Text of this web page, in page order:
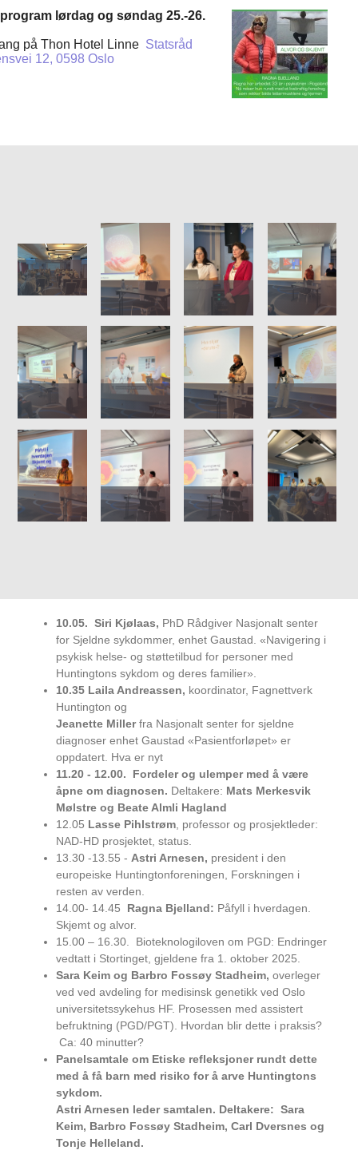
lørdag og søndag 25.-26.
på Thon Hotel Linne Statsråd
12, 0598 Oslo
10.05. Siri Kjølaas, PhD Rådgiver Nasjonalt senter
for Sjeldne sykdommer, enhet Gaustad. «Navigering i
psykisk helse- og støttetilbud for personer med
Huntingtons sykdom og deres familier».
10.35 Laila Andreassen, koordinator, Fagnettverk
Huntington og
Jeanette Millerfra Nasjonalt senter for sjeldne
diagnoser enhet Gaustad «Pasientforløpet» er
oppdatert. Hva er nyt
11.20 - 12.00.
Fordeler og ulemper med å være
åpne om diagnosen. Deltakere: Mats Merkesvik
Mølstre og Beate Almli Hagland
12.05 Lasse Pihlstrøm, professor og prosjektleder:
NAD-HD prosjektet, status.
13.30 -13.55 - Astri Arnesen, president i den
europeiske Huntingtonforeningen, Forskningen i
resten av verden.
14.00- 14.45
Ragna Bjelland: Påfyll i hverdagen.
Skjemt og alvor.
15.00 – 16.30. Bioteknologiloven om PGD: Endringer
vedtatt i Stortinget, gjeldene fra 1. oktober 2025.
Sara Keim og Barbro Fossøy Stadheim, overleger
ved ved avdeling for medisinsk genetikk ved Oslo
universitetssykehus HF. Prosessen med assistert
befruktning (PGD/PGT). Hvordan blir dette i praksis?
Ca: 40 minutter?
Panelsamtale om Etiske refleksjoner rundt dette
med å få barn med risiko for å arve Huntingtons
sykdom.
Astri Arnesen leder samtalen. Deltakere: Sara
Keim, Barbro Fossøy Stadheim, Carl Dversnes og
Tonje Helleland.